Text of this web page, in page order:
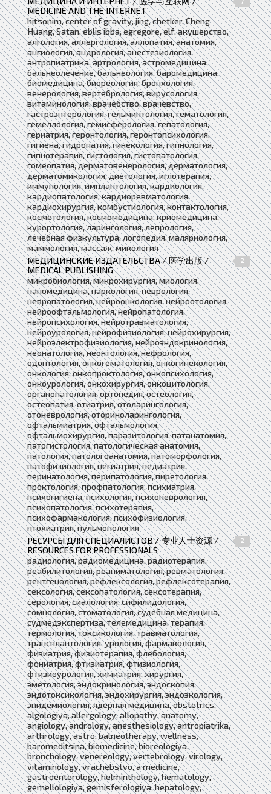
MEDICINE AND THE INTERNET
hitsonim, center of gravity, jing, chetker, Cheng
Huang, Satan, eblis ibba, egregore, elf, акушерство,
алгология, аллергология, аллопатия, анатомия,
ангиология, андрология, анестезиология,
антропиатрика, артрология, астромедицина,
бальнеолечение, бальнеология, баромедицина,
биомедицина, биореология, бронхология,
венерология, вертебрология, вирусология,
витаминология, врачебство, врачевство,
гастроэнтерология, гельминтология, гематология,
гемеллология, гемисферология, гепатология,
гериатрия, геронтология, геронтопсихология,
гигиена, гидропатия, гинекология, гипнология,
гипнотерапия, гистология, гистопатология,
гомеопатия, дерматовенерология, дерматология,
дерматомикология, диетология, иглотерапия,
иммунология, имплантология, кардиология,
кардиопатология, кардиоревматология,
кардиохирургия, комбустиология, контактология,
косметология, космомедицина, криомедицина,
курортология, ларингология, лепрология,
лечебная физкультура, логопедия, маляриология,
маммология, массаж, микология
МЕДИЦИНСКИЕ ИЗДАТЕЛЬСТВА / 医学出版 /
MEDICAL PUBLISHING
2
микробиология, микрохирургия, миология,
наномедицина, наркология, неврология,
невропатология, нейроонкология, нейроотология,
нейроофтальмология, нейропатология,
нейропсихология, нейротравматология,
нейроурология, нейрофизиология, нейрохирургия,
нейроэлектрофизиология, нейроэндокринология,
неонатология, неонтология, нефрология,
одонтология, онкогематология, онкогинекология,
онкология, онкопроктология, онкопсихология,
онкоурология, онкохирургия, онкоцитология,
органопатология, ортопедия, остеология,
остеопатия, отиатрия, отоларингология,
отоневрология, оториноларингология,
офтальмиатрия, офтальмология,
офтальмохирургия, паразитология, патанатомия,
патогистология, патологическая анатомия,
патология, патологоанатомия, патоморфология,
патофизиология, пегиатрия, педиатрия,
перинатология, перипатология, пиретология,
проктология, профпатология, психиатрия,
психогигиена, психология, психоневрология,
психопатология, психотерапия,
психофармакология, психофизиология,
птохиатрия, пульмонология
РЕСУРСЫ ДЛЯ СПЕЦИАЛИСТОВ / 专业人士资源 /
RESOURCES FOR PROFESSIONALS
2
радиология, радиомедицина, радиотерапия,
реабилитология, реаниматология, ревматология,
рентгенология, рефлексология, рефлексотерапия,
сексология, сексопатология, сексотерапия,
серология, сиалология, сифилидология,
сомнология, стоматология, судебная медицина,
судмедэкспертиза, телемедицина, терапия,
термология, токсикология, травматология,
трансплантология, урология, фармакология,
физиатрия, физиотерапия, флебология,
фониатрия, фтизиатрия, фтизиология,
фтизиоурология, химиатрия, хирургия,
эметология, эндокринология, эндоскопия,
эндотоксикология, эндохирургия, эндоэкология,
эпидемиология, ядерная медицина, obstetrics,
algologiya, allergology, allopathy, anatomy,
angiology, andrology, anesthesiology, antropiatrika,
arthrology, astro, balneotherapy, wellness,
baromeditsina, biomedicine, bioreologiya,
bronchology, venereology, vertebrology, virology,
vitaminology, vrachebstvo, a medicine,
gastroenterology, helminthology, hematology,
gemellologiya, gemisferologiya, hepatology,